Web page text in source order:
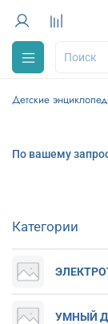
Детские
По вашему
Категории
УМНЫЙ